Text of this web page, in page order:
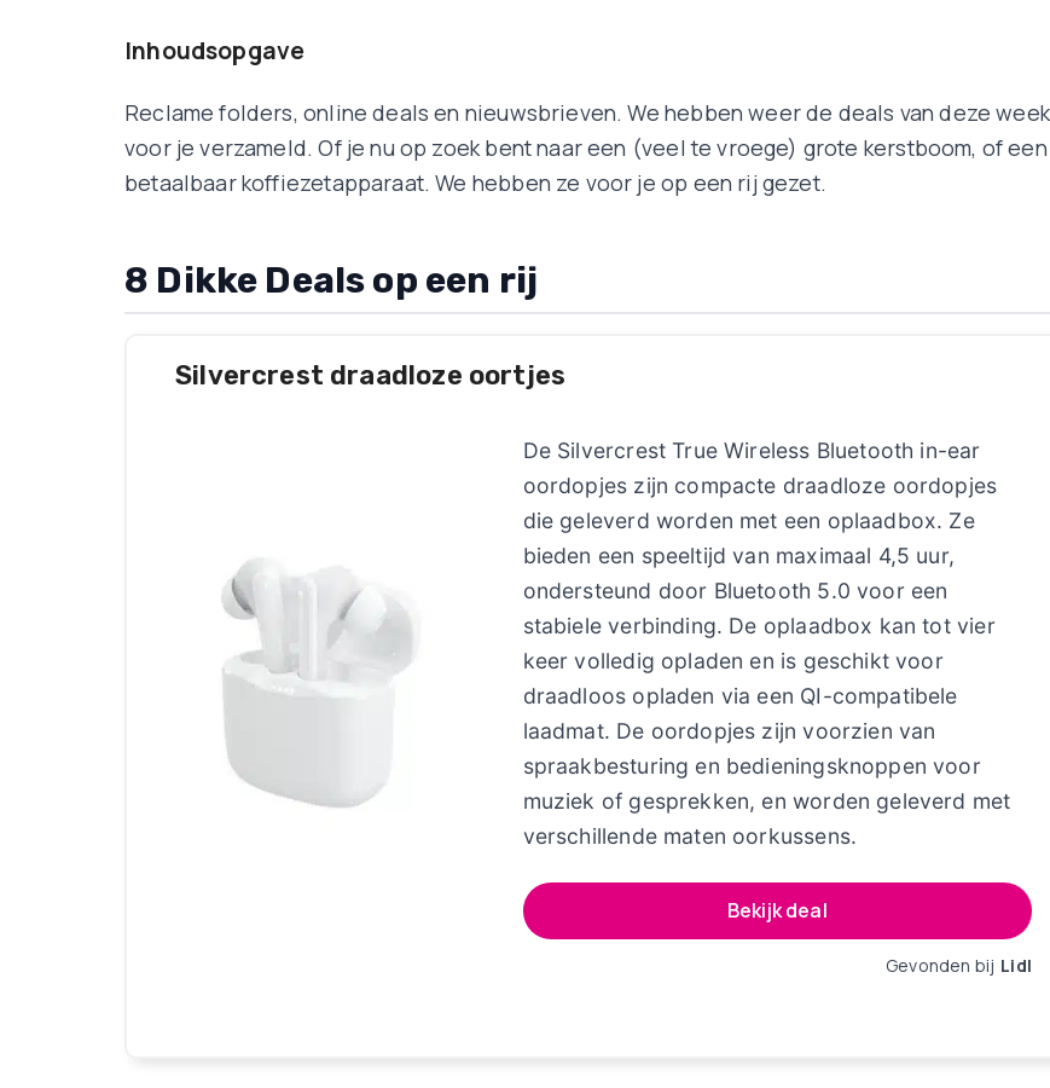
Inhoudsopgave
Reclame folders, online deals en nieuwsbrieven. We hebben weer de deals van deze week
voor je verzameld. Of je nu op zoek bent naar een (veel te vroege) grote kerstboom, of een
betaalbaar koffiezetapparaat. We hebben ze voor je op een rij gezet.
8 Dikke Deals op een rij
Silvercrest draadloze oortjes
De Silvercrest True Wireless Bluetooth in-ear
oordopjes zijn compacte draadloze oordopjes
die geleverd worden met een oplaadbox. Ze
bieden een speeltijd van maximaal 4,5 uur,
ondersteund door Bluetooth 5.0 voor een
stabiele verbinding. De oplaadbox kan tot vier
keer volledig opladen en is geschikt voor
draadloos opladen via een QI-compatibele
laadmat. De oordopjes zijn voorzien van
spraakbesturing en bedieningsknoppen voor
muziek of gesprekken, en worden geleverd met
verschillende maten oorkussens.
Bekijk deal
Gevonden bij Lidl